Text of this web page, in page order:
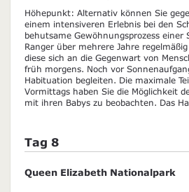
Höhepunkt: Alternativ können Sie
einem intensiveren Erlebnis bei den
behutsame Gewöhnungsprozess
Ranger über mehrere Jahre
diese sich an die Gegenwart von
früh morgens. Noch vor
Habituation begleiten. Die maximale
Vormittags haben Sie die Möglichkeit
mit ihren Babys zu beobachten. Das
Tag 8
Queen Elizabeth Nationalpark